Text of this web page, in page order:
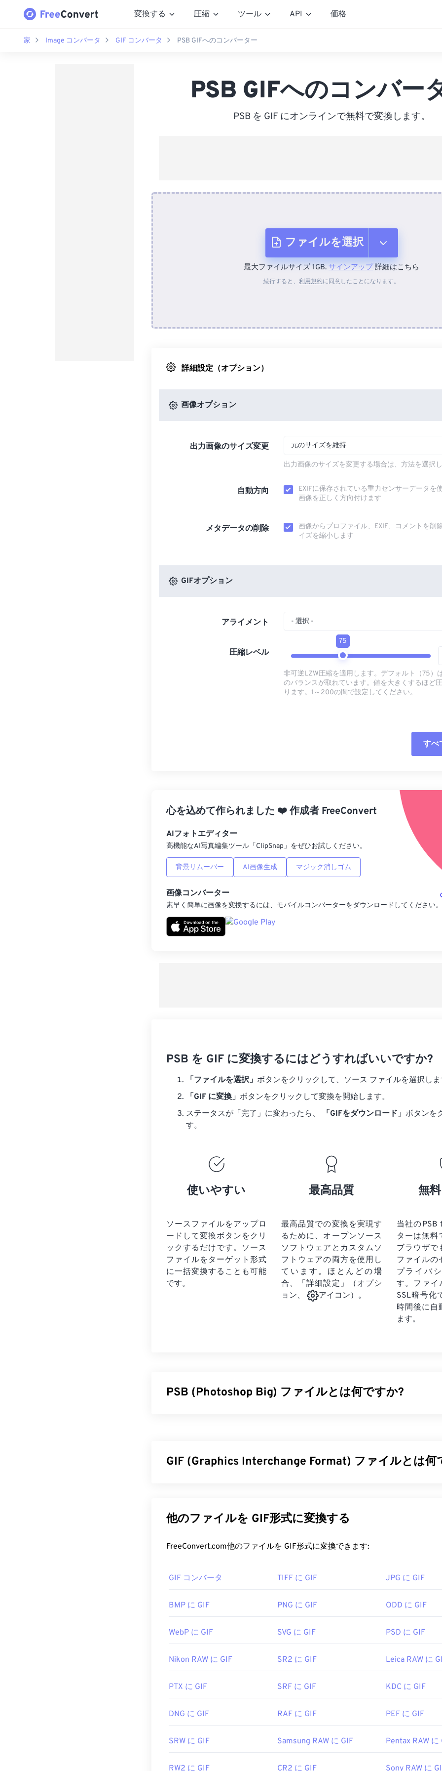
変換する 圧縮 ツール API 価格
家 Image コンバータ GIF コンバータ PSB GIFへのコンバーター
PSB GIFへのコンバー
PSB を GIF にオンラインで無料で変換します。
ファイルを選択
デバイスから
最大ファイルサイズ 1GB. サインアップ詳細はこちら
続行すると、 利用規約に同意したことになります。
詳細設定（オプション）
画像オプション
出力画像のサイズ変更 元のサイズを維持
出力画像のサイズを変更する場合は、方法を選択
自動方向
EXIFに保存されている重力センサーデータを
画像を正しく方向付けます
メタデータの削除
画像からプロファイル、EXIF、コメントを削
イズを縮小します
GIFオプション
アライメント - 選択 -
圧縮レベル
75
非可逆LZW圧縮を適用します。デフォルト（75）
のバランスが取れています。値を大きくするほど
ります。1～200の間で設定してください。
すべ
プリセットから
プリセットとし
心を込めて作られました ❤️作成者 FreeConvert
AIフォトエディター
高機能なAI写真編集ツール「ClipSnap」をぜひお試しください。
背景リムーバー AI画像生成 マジック消しゴム
画像コンバーター
素早く簡単に画像を変換するには、モバイルコンバーターをダウンロードしてください。
PSB を GIF に変換するにはどうすればいいですか?
「ファイルを選択」 ボタンをクリックして、ソース ファイルを選択し
「GIF に変換」 ボタンをクリックして変換を開始します。
ステータスが「完了」に変わったら、
「GIFをダウンロード」 ボタンを
す。
使いやすい
ソースファイルをアップロ
ードして変換ボタンをクリ
ックするだけです。 ソース
ファイルを ターゲット形式
に一括変換することも可能
です。
最高品質
最高品質での変換を実現す
るために、オープンソース
ソフトウェアとカスタムソ
フトウェアの両方を使用し
ています。ほとんどの場
合、「詳細設定」（オプシ
ョン、
アイコン）。
無
当社のPSB
ターは無料
ブラウザで
ファイルの
プライバ
す。ファ
SSL暗号化
時間後に自
ます。
PSB (Photoshop Big) ファイルとは何ですか?
最大30,000ピクセルに制限されています。PSBはPSDと同じPhotoshop機能
トしているため、大容量のPhotoshopファイルを扱うのに魅力的な選択肢と
Adobe PhotoshopはPSBファイルを開くための主要なプログラムです。また
JPG、EPS、PNGなどの他のファイル形式に変換するのに最適なプログラム
ずにPSBファイルを変換することもできます。
開発元: Adob​​e Inc.
https://www.adobe.com/devnet-apps/photoshop/fileformatashtml/
GIF (Graphics Interchange Format) ファイルとは何
BMPファイル形式とは異なり、GIFはロスレス圧縮を採用し、音声なしのア
ポートしています。GIFの最も一般的な用途は、広告、ソーシャルメディア
ほぼすべてのウェブブラウザがGIFをサポートしているため、PNGなどの他
開くことができるため、
Adobe Flashよりも人気があります。
GIFファイルは、ほぼすべての画像ビューアアプリケーション、Webブラウ
Photoshopなどのアプリケーションを使用してください。Windowsでは、
ルを開きます。macOSでは、
Adobe Illustrator
などのAdobe画像ビューアお
便利なリンク:
https://en.wikipedia.org/wiki/GIF
他のファイルを GIF形式に変換する
FreeConvert.com他のファイルを GIF形式に変換できます:
GIF コンバータ TIFF に GIF JPG に GIF
BMP に GIF PNG に GIF ODD に GIF
WebP に GIF SVG に GIF PSD に GIF
Nikon RAW に GIF SR2 に GIF Leica RAW に
PTX に GIF SRF に GIF KDC に GIF
DNG に GIF RAF に GIF PEF に GIF
SRW に GIF Samsung RAW に GIF Pentax RAW に
RW2 に GIF CR2 に GIF Sony RAW に